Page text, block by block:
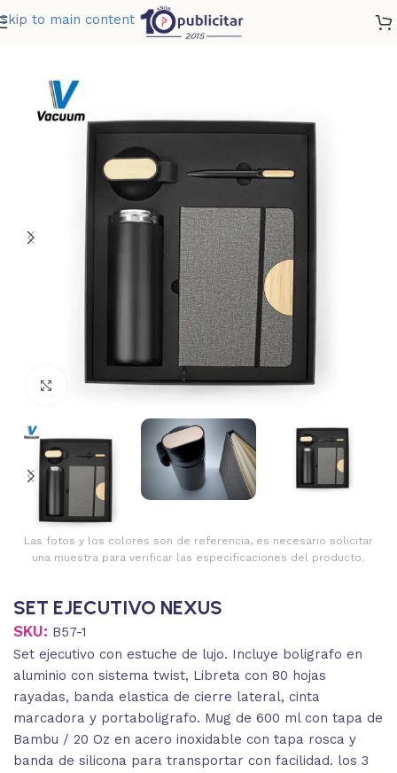
Skip to main content
SET EJECUTIVO NEXUS
Clic para ampliar
Las fotos y los colores son de referencia, es necesario solicitar
una muestra para verificar las especificaciones del producto.
SET EJECUTIVO NEXUS
SKU: B57-1
Set ejecutivo con estuche de lujo. Incluye boligrafo en
aluminio con sistema twist, Libreta con 80 hojas
rayadas, banda elastica de cierre lateral, cinta
marcadora y portaboligrafo. Mug de 600 ml con tapa de
Bambu / 20 Oz en acero inoxidable con tapa rosca y
banda de silicona para transportar con facilidad. los 3